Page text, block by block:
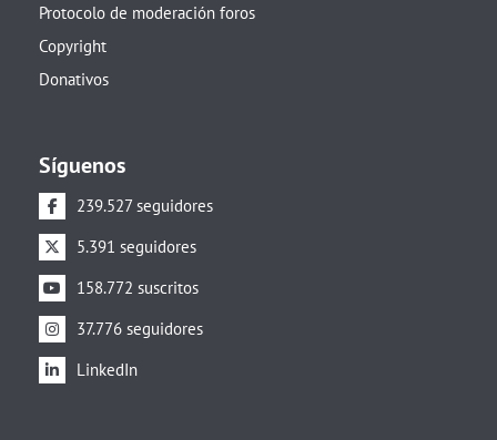
Protocolo de moderación foros
Copyright
Donativos
Síguenos
239.527 seguidores
5.391 seguidores
158.772 suscritos
37.776 seguidores
LinkedIn